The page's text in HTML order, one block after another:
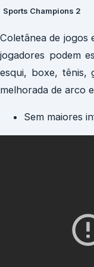
Sports Champions 2
Coletânea de jogos
jogadores podem
esqui, boxe, tênis,
melhorada de arco
Sem maiores